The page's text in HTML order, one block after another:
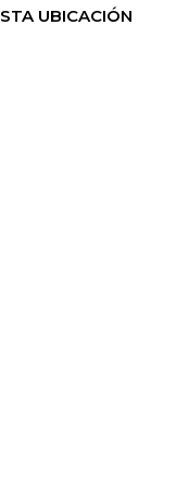
UBICACIÓN